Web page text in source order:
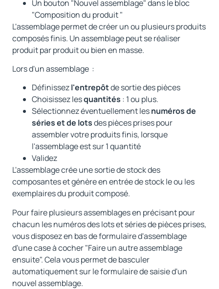
Un bouton "Nouvel assemblage" dans le bloc
"Composition du produit "
L'assemblage permet de créer un ou plusieurs produits
composés finis. Un assemblage peut se réaliser
produit par produit ou bien en masse.
Lors d'un assemblage :
Définissezl'entrepôtde sortie des pièces
Choisissez lesquantités : 1 ou plus.
Sélectionnez éventuellement lesnuméros de
séries et de lotsdes pièces prises pour
assembler votre produits finis, lorsque
l'assemblage est sur 1 quantité
Validez
L'assemblage crée une sortie de stock des
composantes et génère en entrée de stock le ou les
exemplaires du produit composé.
Pour faire plusieurs assemblages en précisant pour
chacun les numéros des lots et séries de pièces prises,
vous disposez en bas de formulaire d'assemblage
d'une case à cocher "Faire un autre assemblage
ensuite". Cela vous permet de basculer
automatiquement sur le formulaire de saisie d'un
nouvel assemblage.